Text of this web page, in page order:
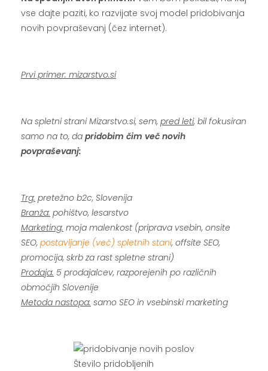
vse dajte paziti, ko razvijate svoj model pridobivanja
novih povpraševanj (čez internet).
Prvi primer: mizarstvo.si
Na spletni strani Mizarstvo.si, sem, pred leti, bil fokusiran
samo na to, da pridobim čim več novih
povpraševanj:
Trg: pretežno b2c, Slovenija
Branža: pohištvo, lesarstvo
Marketing: moja malenkost (priprava vsebin, onsite
SEO, postavljanje (več) spletnih stani, offsite SEO,
promocija, skrb za rast spletne strani)
Prodaja: 5 prodajalcev, razporejenih po različnih
območjih Slovenije
Metoda nastopa: samo SEO in vsebinski marketing
Število pridobljenih